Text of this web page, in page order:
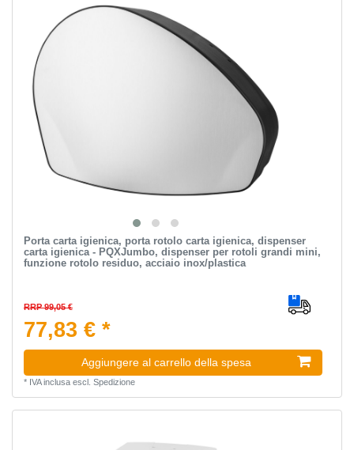
Porta carta igienica, porta rotolo carta igienica, dispenser
carta igienica - PQXJumbo, dispenser per rotoli grandi mini,
funzione rotolo residuo, acciaio inox/plastica
RRP 99,05 €
77,83 € *
Aggiungere al carrello della spesa
* IVA inclusaescl. Spedizione